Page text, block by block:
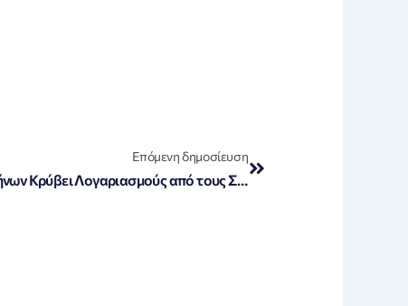
Επόμενη δημοσίευση
«Σοκ και Δέος: Το 26% των Ελλήνων Κρύβει Λογαριασμούς από τους Συντρόφους τους!»